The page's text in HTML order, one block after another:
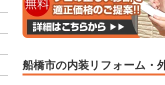
船橋市の内装リフォーム・